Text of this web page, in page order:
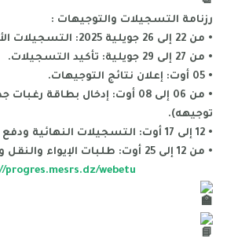
رزنامة التسجيلات والتوجيهات :
• من 22 إلى 26 جويلية 2025: التسجيلات الأولية.
• من 27 إلى 29 جويلية: تأكيد التسجيلات.
• 05 أوت: إعلان نتائج التوجيهات.
• من 06 إلى 08 أوت: إدخال بطاقة
توجيهه).
• 12 إلى 17 أوت: التسجيلات النهائية ودفع الحقوق.
• من 12 إلى 25 أوت: طلبات الإيواء والنقل والمنحة عبر منصة
progres.mesrs.dz/webetu